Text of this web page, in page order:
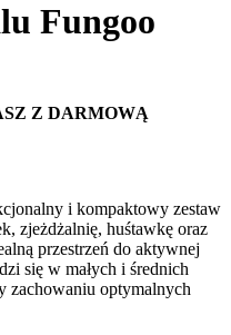
Fungoo
Z DARMOWĄ
i kompaktowy zestaw
zjeżdżalnię, huśtawkę oraz
przestrzeń do aktywnej
się w małych i średnich
zachowaniu optymalnych